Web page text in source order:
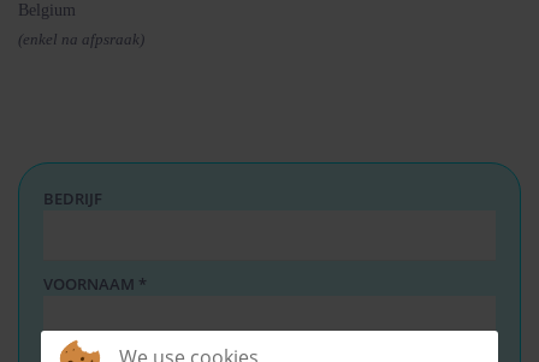
Belgium
(enkel na afpsraak)
BEDRIJF
VOORNAAM *